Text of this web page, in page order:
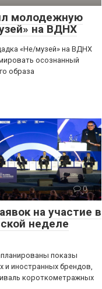
молодежную
на ВДНХ
«Не/музей» на ВДНХ
осознанный
образа
0
на участие в
неделе
показы
и иностранных брендов,
короткометражных